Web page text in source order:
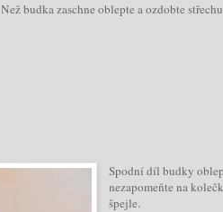
Než budka zaschne oblepte a ozdobte
Spodní díl budky
nezapomeňte na
špejle.